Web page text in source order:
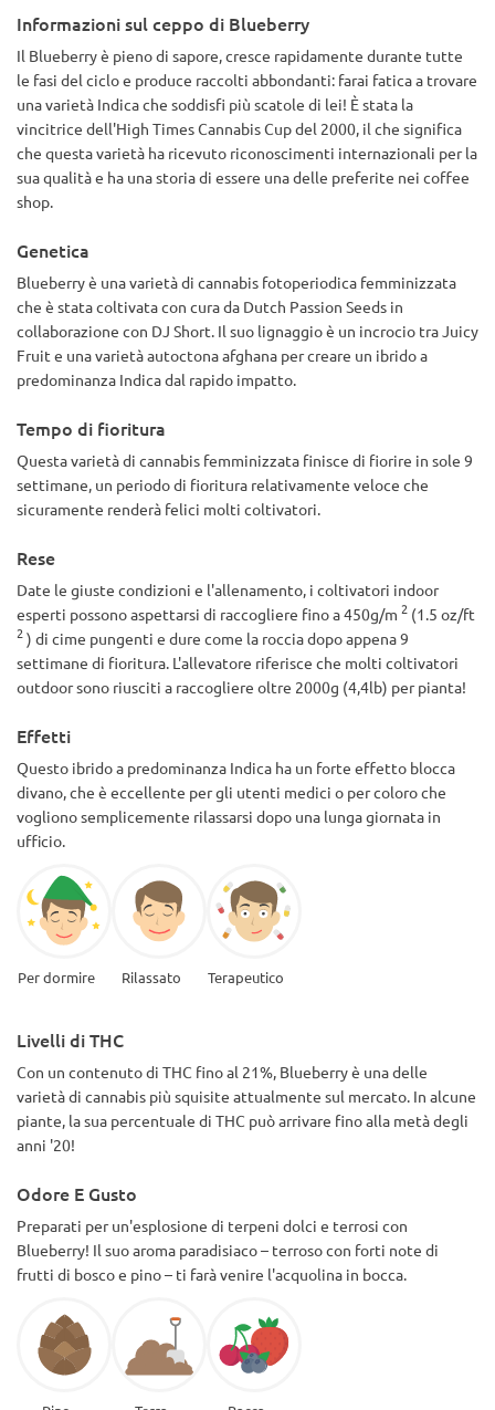
Totalmente consigliato!
Informazioni sul ceppo di Blueberry
Il Blueberry è pieno di sapore, cresce rapidamente durante tutte
le fasi del ciclo e produce raccolti abbondanti: farai fatica a trovare
una varietà Indica che soddisfi più scatole di lei! È stata la
vincitrice dell'High Times Cannabis Cup del 2000, il che significa
che questa varietà ha ricevuto riconoscimenti internazionali per la
sua qualità e ha una storia di essere una delle preferite nei coffee
shop.
Genetica
Blueberry è una varietà di cannabis fotoperiodica femminizzata
che è stata coltivata con cura da Dutch Passion Seeds in
collaborazione con DJ Short. Il suo lignaggio è un incrocio tra Juicy
Fruit e una varietà autoctona afghana per creare un ibrido a
predominanza Indica dal rapido impatto.
Tempo di fioritura
Questa varietà di cannabis femminizzata finisce di fiorire in sole 9
settimane, un periodo di fioritura relativamente veloce che
sicuramente renderà felici molti coltivatori.
Rese
Date le giuste condizioni e l'allenamento, i coltivatori indoor
esperti possono aspettarsi di raccogliere fino a 450g/m 2 (1.5 oz/ft
2) di cime pungenti e dure come la roccia dopo appena 9
settimane di fioritura. L'allevatore riferisce che molti coltivatori
outdoor sono riusciti a raccogliere oltre 2000g (4,4lb) per pianta!
Effetti
Questo ibrido a predominanza Indica ha un forte effetto blocca
divano, che è eccellente per gli utenti medici o per coloro che
vogliono semplicemente rilassarsi dopo una lunga giornata in
ufficio.
Per dormire Rilassato Terapeutico
Livelli di THC
Con un contenuto di THC fino al 21%, Blueberry è una delle
varietà di cannabis più squisite attualmente sul mercato. In alcune
piante, la sua percentuale di THC può arrivare fino alla metà degli
anni '20!
Odore E Gusto
Preparati per un'esplosione di terpeni dolci e terrosi con
Blueberry! Il suo aroma paradisiaco – terroso con forti note di
frutti di bosco e pino – ti farà venire l'acquolina in bocca.